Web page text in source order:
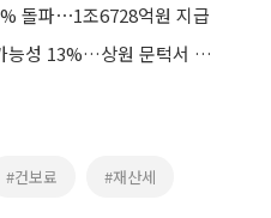
돌파⋯1조6728억원 지급
美 클래리티 법안 연내 통과 가능성 13%…상원 문턱서 제동
#건보료 #재산세